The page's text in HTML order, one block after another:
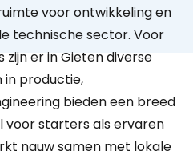
voor ontwikkeling en
technische sector. Voor
er in Gieten diverse
in productie,
bieden een breed
voor starters als ervaren
nauw samen met lokale